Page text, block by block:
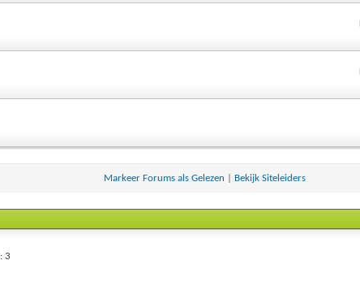
Markeer Forums als Gelezen Bekijk Siteleiders
3